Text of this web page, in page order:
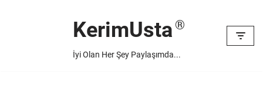
KerimUsta
İyi Olan Her Şey Paylaşımda...